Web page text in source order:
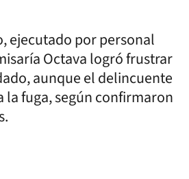
ejecutado por personal
Octava logró frustrar
aunque el delincuente
la fuga, según confirmaron